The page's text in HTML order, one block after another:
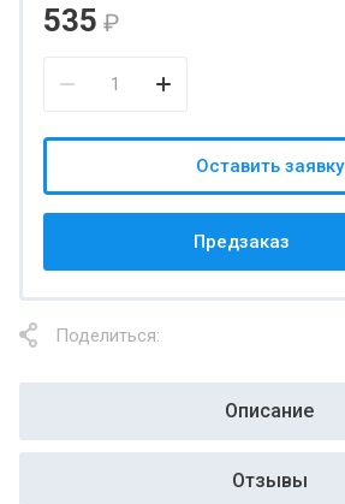
535 ₽
Предзаказ
Оставить заявку
Поделиться:
Описание
Отзывы